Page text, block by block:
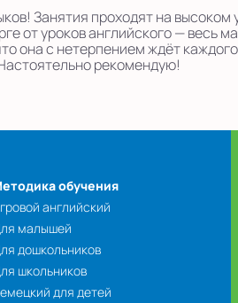
Занятия проходят на высоком
от уроков английского — весь
она с нетерпением ждёт
рекомендую!
обучения
английский
малышей
дошкольников
школьников
для детей